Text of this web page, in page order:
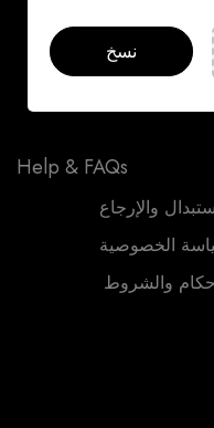
+971 4 8873 336
Help & FAQs
والإرجاع
الخصوصية
والشروط
نسخ